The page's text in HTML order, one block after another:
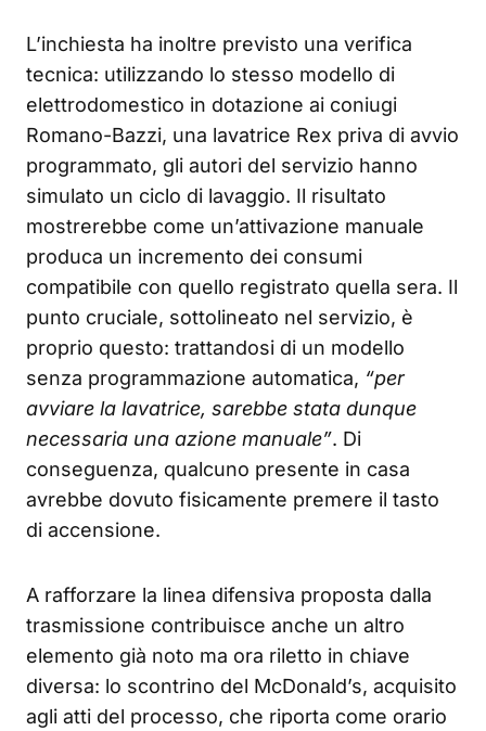
L’inchiesta ha inoltre previsto una verifica
tecnica: utilizzando lo stesso modello di
elettrodomestico in dotazione ai coniugi
Romano-Bazzi, una lavatrice Rex priva di avvio
programmato, gli autori del servizio hanno
simulato un ciclo di lavaggio. Il risultato
mostrerebbe come un’attivazione manuale
produca un incremento dei consumi
compatibile con quello registrato quella sera. Il
punto cruciale, sottolineato nel servizio, è
proprio questo: trattandosi di un modello
senza programmazione automatica, “per
avviare la lavatrice, sarebbe stata dunque
necessaria una azione manuale”. Di
conseguenza, qualcuno presente in casa
avrebbe dovuto fisicamente premere il tasto
di accensione.
A rafforzare la linea difensiva proposta dalla
trasmissione contribuisce anche un altro
elemento già noto ma ora riletto in chiave
diversa: lo scontrino del McDonald’s, acquisito
agli atti del processo, che riporta come orario